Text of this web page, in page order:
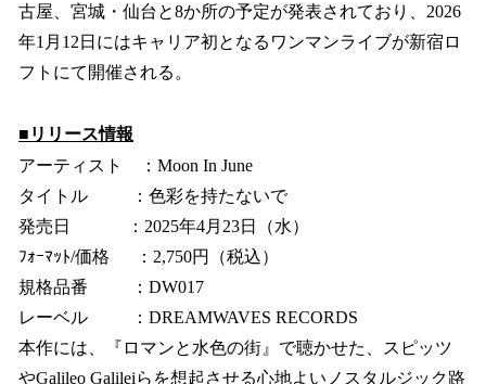
古屋、宮城・仙台と8か所の予定が発表されており、2026
年1月12日にはキャリア初となるワンマンライブが新宿ロ
フトにて開催される。
■リリース情報
アーティスト ：Moon In June
タイトル ：色彩を持たないで
発売日 ：2025年4月23日（水）
ﾌｫｰﾏｯﾄ/価格 ：2,750円（税込）
規格品番 ：DW017
レーベル ：DREAMWAVES RECORDS
本作には、『ロマンと水色の街』で聴かせた、スピッツ
やGalileo Galileiらを想起させる心地よいノスタルジック路